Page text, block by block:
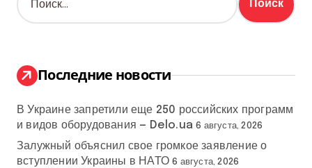
а
:
Последние новости
В Украине запретили еще 250 российских программ
и видов оборудования — Delo.ua 6 августа, 2026
Залужный объяснил свое громкое заявление о
вступлении Украины в НАТО 6 августа, 2026